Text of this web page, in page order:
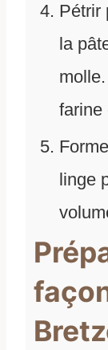
Pétrir
la
farine
linge